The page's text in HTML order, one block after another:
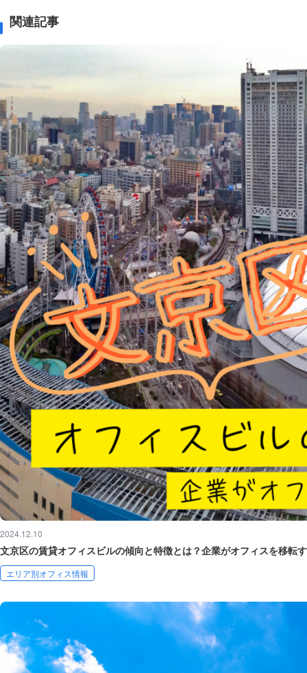
関連記事
2024.12.10
文京区の賃貸オフィスビルの傾向と特徴とは？企業がオフィスを移転
エリア別オフィス情報